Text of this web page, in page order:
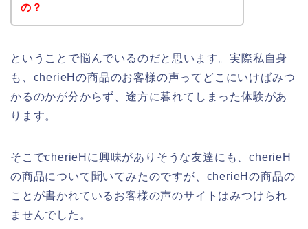
の？
ということで悩んでいるのだと思います。実際私自身
も、cherieHの商品のお客様の声ってどこにいけばみつ
かるのかが分からず、途方に暮れてしまった体験があ
ります。
そこでcherieHに興味がありそうな友達にも、cherieH
の商品について聞いてみたのですが、cherieHの商品の
ことが書かれているお客様の声のサイトはみつけられ
ませんでした。